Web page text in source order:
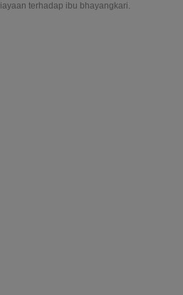
terhadap ibu bhayangkari.